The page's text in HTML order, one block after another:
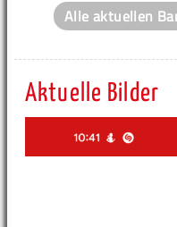
Alle aktuellen
Aktuelle Bilder